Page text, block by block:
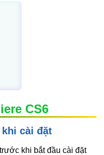
CS6
cài đặt
khi bắt đầu cài đặt